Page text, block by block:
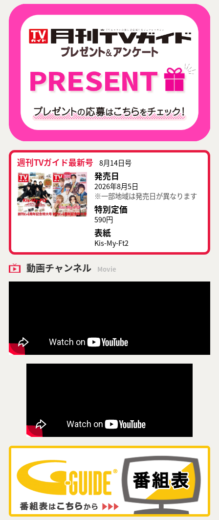
週刊TVガイド最新号 8月14日号
発売日
2026年8月5日
※一部地域は発売日が異なります
特別定価
590円
表紙
Kis-My-Ft2
動画チャンネル Movie